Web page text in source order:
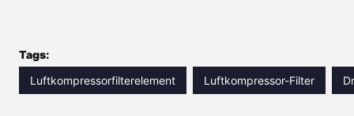
Tags:
Luftkompressorfilterelement
Luftkompressor-Filter